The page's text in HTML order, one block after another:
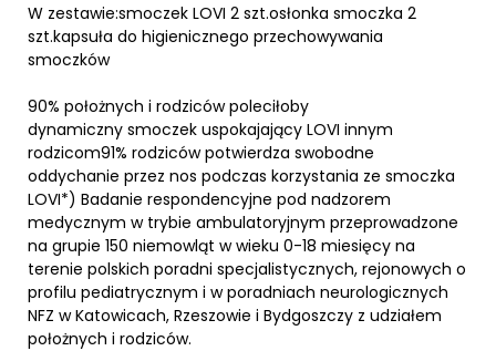
W zestawie:smoczek LOVI 2 szt.osłonka smoczka 2
szt.kapsuła do higienicznego przechowywania
smoczków
90% położnych i rodziców poleciłoby
dynamiczny smoczek uspokajający LOVI innym
rodzicom91% rodziców potwierdza swobodne
oddychanie przez nos podczas korzystania ze smoczka
LOVI*) Badanie respondencyjne pod nadzorem
medycznym w trybie ambulatoryjnym przeprowadzone
na grupie 150 niemowląt w wieku 0-18 miesięcy na
terenie polskich poradni specjalistycznych, rejonowych o
profilu pediatrycznym i w poradniach neurologicznych
NFZ w Katowicach, Rzeszowie i Bydgoszczy z udziałem
położnych i rodziców.